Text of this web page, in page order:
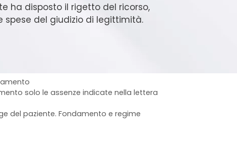
ha disposto il rigetto del ricorso,
del giudizio di legittimità.
solo le assenze indicate nella lettera
del paziente. Fondamento e regime